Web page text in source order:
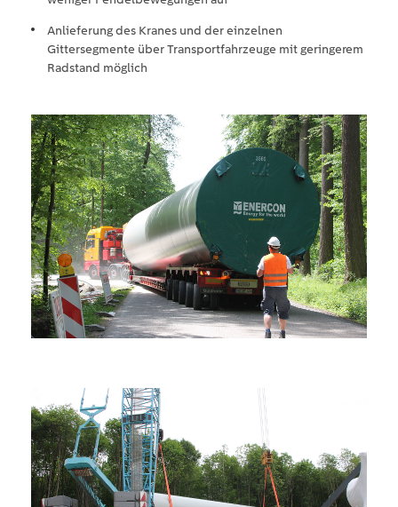
Anlieferung des Kranes und der einzelnen
Gittersegmente über Transportfahrzeuge mit geringerem
Radstand möglich